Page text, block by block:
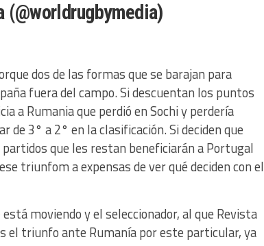
dos de las formas que se barajan para
fuera del campo. Si descuentan los puntos
a Rumania que perdió en Sochi y perdería
3° a 2° en la clasificación. Si deciden que
que les restan beneficiarán a Portugal
triunfom a expensas de ver qué deciden con el
moviendo y el seleccionador, al que Revista
el triunfo ante Rumanía por este particular, ya